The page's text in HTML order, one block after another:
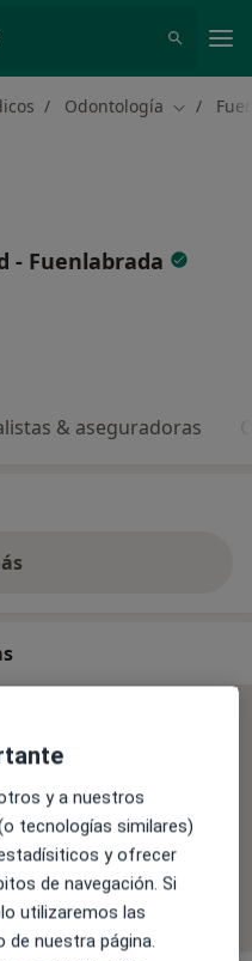
Odontología Cambiar
- Fuenlabrada
& aseguradoras
del especialista, la
la cobertura en el
y a nuestros
tecnologías similares)
y ofrecer
de navegación. Si
utilizaremos las
de nuestra página.